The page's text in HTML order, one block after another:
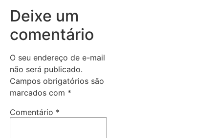
Deixe um
comentário
O seu endereço de e-mail
não será publicado.
Campos obrigatórios são
marcados com *
Comentário *